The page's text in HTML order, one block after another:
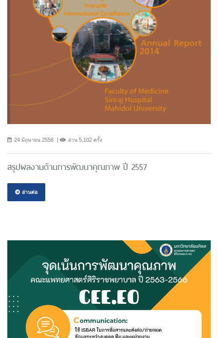
24 มิถุนายน 2556 อ่าน 5,102 ครั้ง
สรุปผลงานด้านการพัฒนาคุณภาพ ปี 2557
อ่านต่อ